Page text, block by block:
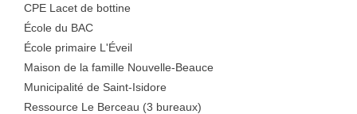
CPE Lacet de bottine
École du BAC
École primaire L'Éveil
Maison de la famille Nouvelle-Beauce
Municipalité de Saint-Isidore
Ressource Le Berceau (3 bureaux)